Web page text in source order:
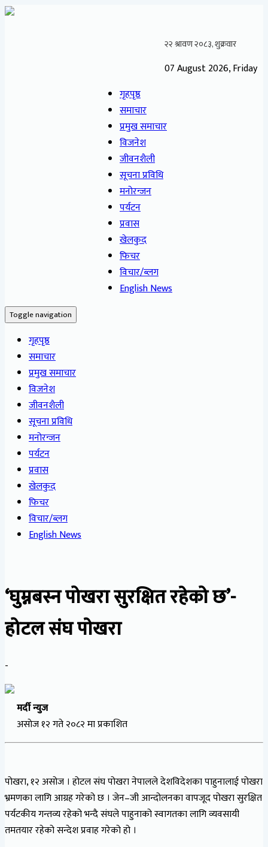
07 August 2026, Friday
गृहपृष्ठ
समाचार
प्रमुख समाचार
विजनेश
जीवनशैली
सूचना प्रविधि
मनोरन्जन
पर्यटन
प्रवास
खेलकुद
फिचर
विचार/ब्लग
English News
Toggle navigation
गृहपृष्ठ
समाचार
प्रमुख समाचार
विजनेश
जीवनशैली
सूचना प्रविधि
मनोरन्जन
पर्यटन
प्रवास
खेलकुद
फिचर
विचार/ब्लग
English News
‘घुम्नबस्न पोखरा सुरक्षित रहेको छ’-
होटल संघ पाेखरा
-
मर्दी न्युज
असाेज १२ गते २०८२ मा प्रकाशित
पोखरा, १२ असोज । होटल संघ पोखरा नेपालले देशविदेशका पाहुनालाई पोखरा
भ्रमणका लागि आग्रह गरेको छ । जेन–जी आन्दोलनका वापजूद पोखरा सुरक्षित
पर्यटकीय गन्तव्य रहेको भन्दै संघले पाहुनाको स्वागतका लागि व्यवसायी
तमतयार रहेको सन्देश प्रवाह गरेको हो ।